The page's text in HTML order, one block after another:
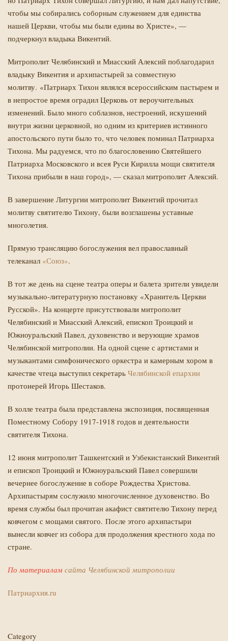
чтобы мы собирались соборным служением для единства
нашей Церкви, чтобы мы были едины во Христе», —
подчеркнул владыка Викентий.
Митрополит Челябинский и Миасский Алексий поблагодарил
владыку Викентия и архипастырей за совместную
молитву. «Патриарх Тихон являлся всероссийским пастырем и
в непростое время оградил Церковь от вероучительных
изменений. Было много соблазнов, нестроений, искушений
внутри жизни церковной, но одним из критериев истинного
апостольского пути было то, что человек поминал Патриарха
Тихона. Мы радуемся, что по благословению Святейшего
Патриарха Московского и всея Руси Кирилла мощи святителя
Тихона прибыли в наш город», — сказал митрополит Алексий.
В завершение Литургии митрополит Викентий прочитал
молитву святителю Тихону, были возглашены уставные
многолетия.
Прямую трансляцию богослужения вел православный
телеканал «Союз».
В тот же день на сцене театра оперы и балета зрители увидели
музыкально-литературную постановку «Хранитель Церкви
Русской». На концерте присутствовали митрополит
Челябинский и Миасский Алексий, епископ Троицкий и
Южноуральский Павел, духовенство и верующие храмов
Челябинской митрополии. На одной сцене с артистами и
музыкантами симфонического оркестра и камерным хором в
качестве чтеца выступил секретарь Челябинской епархии
протоиерей Игорь Шестаков.
В холле театра была представлена экспозиция, посвященная
Поместному Собору 1917-1918 годов и деятельности
святителя Тихона.
12 июня митрополит Ташкентский и Узбекистанский Викентий
и епископ Троицкий и Южноуральский Павел совершили
вечернее богослужение в соборе Рождества Христова.
Архипастырям сослужило многочисленное духовенство. Во
время службы был прочитан акафист святителю Тихону перед
ковчегом с мощами святого. После этого архипастыри
вынесли ковчег из собора для продолжения крестного хода по
стране.
По материалам сайта Челябинской митрополии
Патриархия.ru
Category